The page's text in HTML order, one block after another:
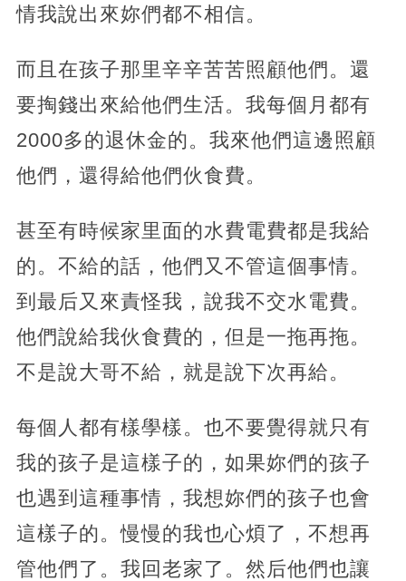
情我說出來妳們都不相信。
而且在孩子那里辛辛苦苦照顧他們。還
要掏錢出來給他們生活。我每個月都有
2000多的退休金的。我來他們這邊照顧
他們，還得給他們伙食費。
甚至有時候家里面的水費電費都是我給
的。不給的話，他們又不管這個事情。
到最后又來責怪我，說我不交水電費。
他們說給我伙食費的，但是一拖再拖。
不是說大哥不給，就是說下次再給。
每個人都有樣學樣。也不要覺得就只有
我的孩子是這樣子的，如果妳們的孩子
也遇到這種事情，我想妳們的孩子也會
這樣子的。慢慢的我也心煩了，不想再
管他們了。我回老家了。然后他們也讓